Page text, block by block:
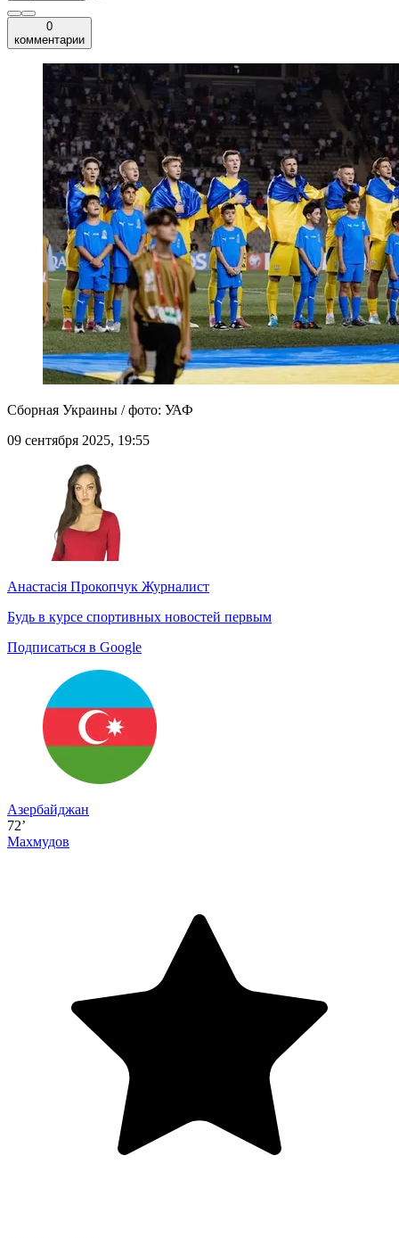
0
комментарии
Сборная Украины / фото: УАФ
09 сентября 2025, 19:55
Анастасія Прокопчук Журналист
Будь в курсе спортивных новостей первым
Подписаться в Google
Азербайджан
72’
Махмудов